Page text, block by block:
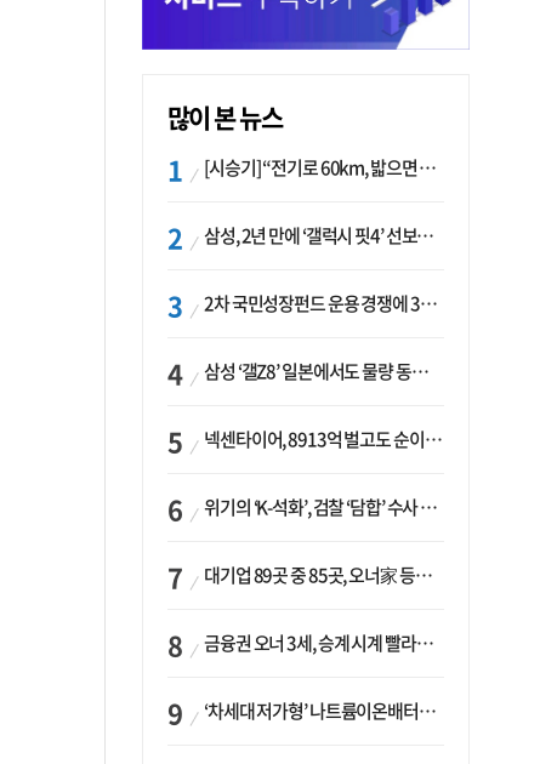
많이 본 뉴스
[시승기] “전기로 60km, 밟으면 462마력”…볼보 XC60 T8의 두 얼굴
삼성, 2년 만에 ‘갤럭시 핏4’ 선보이나…웨어러블 생태계 확장 ‘시동’
2차 국민성장펀드 운용 경쟁에 33개사 몰렸다…신한·하나 등 새 얼굴 대거 합류
삼성 ‘갤Z8’ 일본에서도 물량 동났다…애플 참전 앞두고 선두 수성 ‘시험대’
넥센타이어, 8913억 벌고도 순이익 2억…유럽 세부담에 이익 증발
위기의 ‘K-석화’, 검찰 ‘담합’ 수사 착수…“LG·한화·롯데 등 7개 업체, 8개 제품 가격 담합”
대기업 89곳 중 85곳, 오너家 등기임원 겸직…BS 46곳·SM 45곳 ‘족벌경영’ 고착화
금융권 오너 3세, 승계 시계 빨라지나…한국투자 ‘속도’·미래에셋·메리츠는 ‘거리두기’
‘차세대 저가형’ 나트륨이온배터리 시대 오나…LG화학·에코프로, 상용화 속도낸다